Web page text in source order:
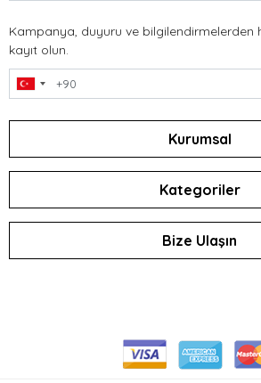
Kampanya, duyuru ve bilgilendirmelerden
kayıt olun.
Kurumsal
Kategoriler
Bize Ulaşın